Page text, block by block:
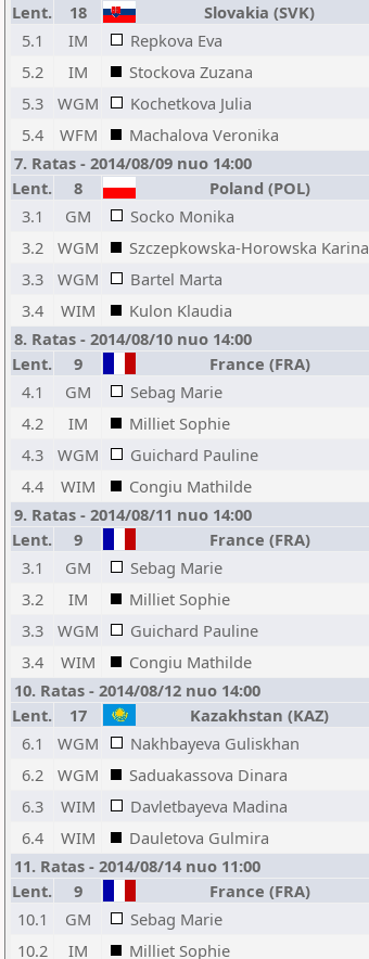
Lent.
18 Slovakia (SVK)
5.1
IM Repkova Eva
5.2
IM Stockova Zuzana
5.3
WGM Kochetkova Julia
5.4
WFM Machalova Veronika
7. Ratas - 2014/08/09 nuo 14:00
Lent.
8 Poland (POL)
3.1
GM Socko Monika
3.2
WGM Szczepkowska-Horowska Karina
3.3
WGM Bartel Marta
3.4
WIM Kulon Klaudia
8. Ratas - 2014/08/10 nuo 14:00
Lent.
9 France (FRA)
4.1
GM Sebag Marie
4.2
IM Milliet Sophie
4.3
WGM Guichard Pauline
4.4
WIM Congiu Mathilde
9. Ratas - 2014/08/11 nuo 14:00
Lent.
9 France (FRA)
3.1
GM Sebag Marie
3.2
IM Milliet Sophie
3.3
WGM Guichard Pauline
3.4
WIM Congiu Mathilde
10. Ratas - 2014/08/12 nuo 14:00
Lent.
17 Kazakhstan (KAZ)
6.1
WGM Nakhbayeva Guliskhan
6.2
WGM Saduakassova Dinara
6.3
WIM Davletbayeva Madina
6.4
WIM Dauletova Gulmira
11. Ratas - 2014/08/14 nuo 11:00
Lent.
9 France (FRA)
10.1
GM Sebag Marie
10.2
IM Milliet Sophie